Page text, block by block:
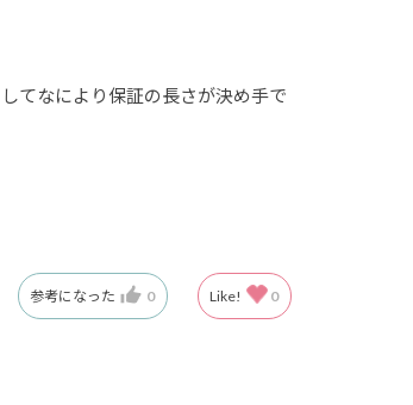
てなにより保証の長さが決め手で
とができ、とても見やすいです。
参考になった 0 Like! 0